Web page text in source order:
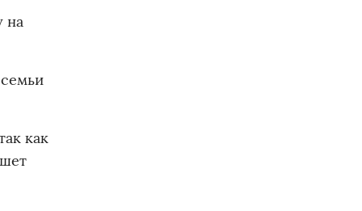
на
как